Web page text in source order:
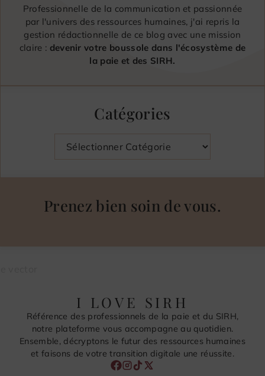
Professionnelle de la communication et passionnée
par l'univers des ressources humaines, j'ai repris la
gestion rédactionnelle de ce blog avec une mission
claire : devenir votre boussole dans l'écosystème de
la paie et des SIRH.
Catégories
Prenez bien soin de vous.
I LOVE SIRH
Référence des professionnels de la paie et du SIRH,
notre plateforme vous accompagne au quotidien.
Ensemble, décryptons le futur des ressources humaines
et faisons de votre transition digitale une réussite.